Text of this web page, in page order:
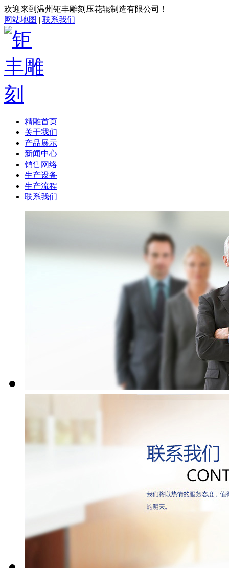
欢迎来到温州钜丰雕刻压花辊制造有限公司！
网站地图 | 联系我们
精雕首页
关于我们
产品展示
新闻中心
销售网络
生产设备
生产流程
联系我们